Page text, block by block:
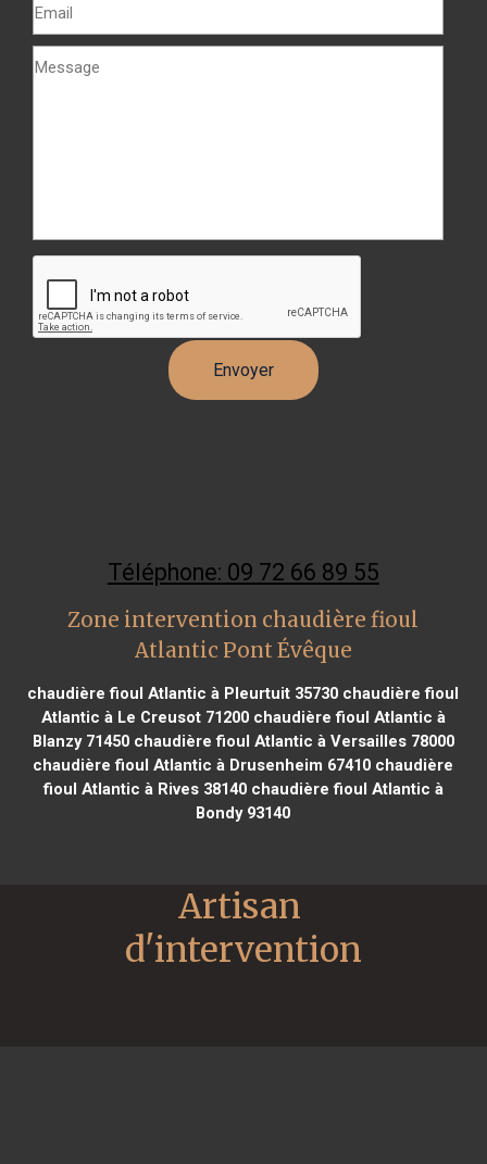
Téléphone: 09 72 66 89 55
Zone intervention chaudière fioul
Atlantic Pont Évêque
chaudière fioul Atlantic à Pleurtuit 35730 chaudière fioul
Atlantic à Le Creusot 71200chaudière fioul Atlantic à
Blanzy 71450chaudière fioul Atlantic à Versailles 78000
chaudière fioul Atlantic à Drusenheim 67410 chaudière
fioul Atlantic à Rives 38140chaudière fioul Atlantic à
Bondy 93140
Artisan
d'intervention